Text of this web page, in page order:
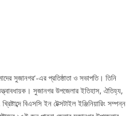
সুজানগর’-এর প্রতিষ্ঠাতা ও সভাপতি। তিনি
সুজানগর উপজেলার ইতিহাস, ঐতিহ্য,
বিএসসি ইন টেক্সটাইল ইঞ্জিনিয়ারিং সম্পন্ন